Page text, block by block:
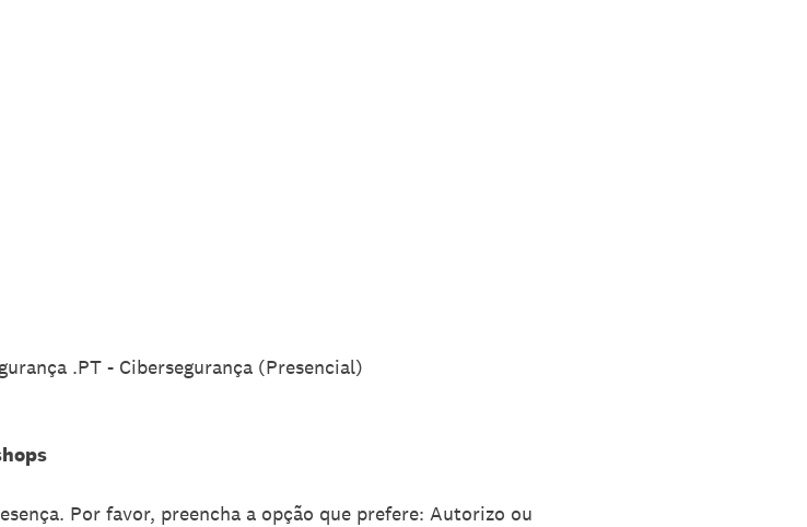
.PT - Cibersegurança (Presencial)
Por favor, preencha a opção que prefere: Autorizo ou